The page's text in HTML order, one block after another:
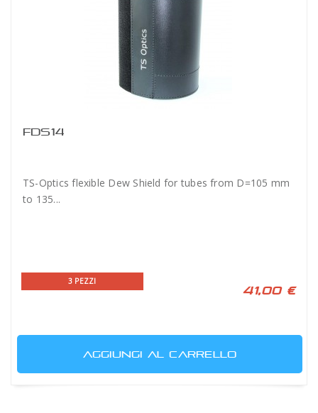
FDS14
TS-Optics flexible Dew Shield for tubes from D=105 mm
to 135...
3 PEZZI
41,00 €
AGGIUNGI AL CARRELLO